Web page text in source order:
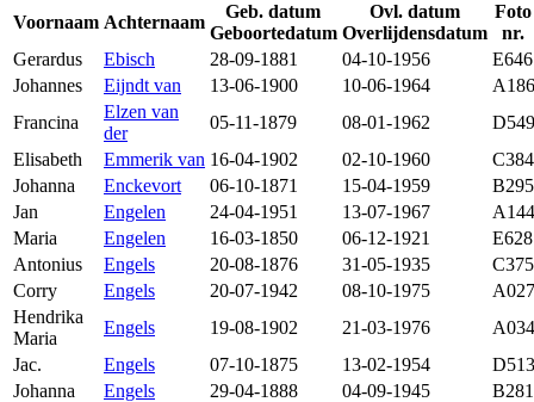
Voornaam Achternaam
Geb. datum
Geboortedatum
Ovl. datum
Overlijdensdatum
Foto
nr.
Gerardus
Ebisch 28-09-1881 04-10-1956
E646
Johannes
Eijndt van 13-06-1900 10-06-1964
A186
Francina
Elzen van
der
05-11-1879 08-01-1962
D549
Elisabeth
Emmerik van 16-04-1902 02-10-1960
C384
Johanna
Enckevort 06-10-1871 15-04-1959
B295
Jan
Engelen 24-04-1951 13-07-1967
A144
Maria
Engelen 16-03-1850 06-12-1921
E628
Antonius
Engels 20-08-1876 31-05-1935
C375
Corry
Engels 20-07-1942 08-10-1975
A027
Hendrika
Maria
Engels 19-08-1902 21-03-1976
A034
Jac.
Engels 07-10-1875 13-02-1954
D513
Johanna
Engels 29-04-1888 04-09-1945
B281